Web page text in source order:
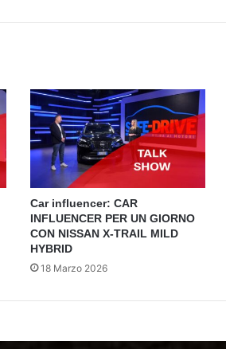
Car influencer: CAR
INFLUENCER PER UN GIORNO
CON NISSAN X-TRAIL MILD
HYBRID
18 Marzo 2026